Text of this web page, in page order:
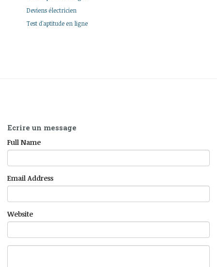
Deviens électricien
Test d'aptitude en ligne
Ecrire un message
Full Name
Email Address
Website